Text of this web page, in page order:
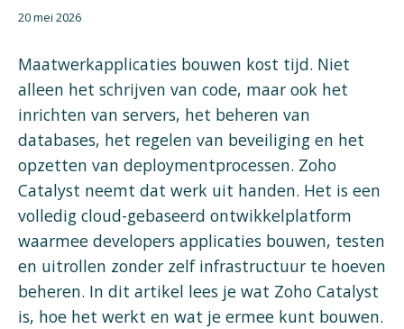
20 mei 2026
Maatwerkapplicaties bouwen kost tijd. Niet
alleen het schrijven van code, maar ook het
inrichten van servers, het beheren van
databases, het regelen van beveiliging en het
opzetten van deploymentprocessen. Zoho
Catalyst neemt dat werk uit handen. Het is een
volledig cloud-gebaseerd ontwikkelplatform
waarmee developers applicaties bouwen, testen
en uitrollen zonder zelf infrastructuur te hoeven
beheren. In dit artikel lees je wat Zoho Catalyst
is, hoe het werkt en wat je ermee kunt bouwen.